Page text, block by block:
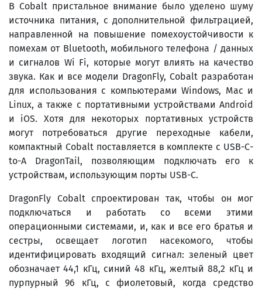
В Cobalt пристальное внимание было уделено шуму
источника питания, с дополнительной фильтрацией,
направленной на повышение помехоустойчивости к
помехам от Bluetooth, мобильного телефона / данных
и сигналов Wi Fi, которые могут влиять на качество
звука. Как и все модели DragonFly, Cobalt разработан
для использования с компьютерами Windows, Mac и
Linux, а также с портативными устройствами Android
и iOS. Хотя для некоторых портативных устройств
могут потребоваться другие переходные кабели,
компактный Cobalt поставляется в комплекте с USB-C-
to-A DragonTail, позволяющим подключать его к
устройствам, использующим порты USB-C.
DragonFly Cobalt спроектирован так, чтобы он мог
подключаться и работать со всеми этими
операционными системами, и, как и все его братья и
сестры, освещает логотип насекомого, чтобы
идентифицировать входящий сигнал: зеленый цвет
обозначает 44,1 кГц, синий 48 кГц, желтый 88,2 кГц и
пурпурный 96 кГц, с фиолетовый, когда средство